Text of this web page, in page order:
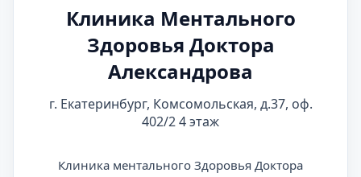
Клиника Ментального
Здоровья Доктора
Александрова
г. Екатеринбург, Комсомольская, д.37, оф.
402/2 4 этаж
Клиника ментального Здоровья Доктора